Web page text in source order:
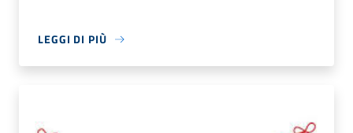
LEGGI DI PIÙ